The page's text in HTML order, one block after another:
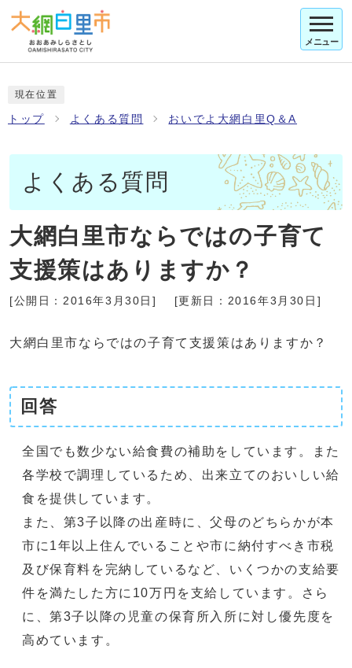
メニュー
現在位置
トップ よくある質問 おいでよ大網白里Q＆A
よくある質問
大網白里市ならではの子育て
支援策はありますか？
[公開日： 2016年3月30日 ] [更新日： 2016年3月30日 ]
大網白里市ならではの子育て支援策はありますか？
回答
全国でも数少ない給食費の補助をしています。また
各学校で調理しているため、出来立てのおいしい給
食を提供しています。
また、第3子以降の出産時に、父母のどちらかが本
市に1年以上住んでいることや市に納付すべき市税
及び保育料を完納しているなど、いくつかの支給要
件を満たした方に10万円を支給しています。さら
に、第3子以降の児童の保育所入所に対し優先度を
高めています。